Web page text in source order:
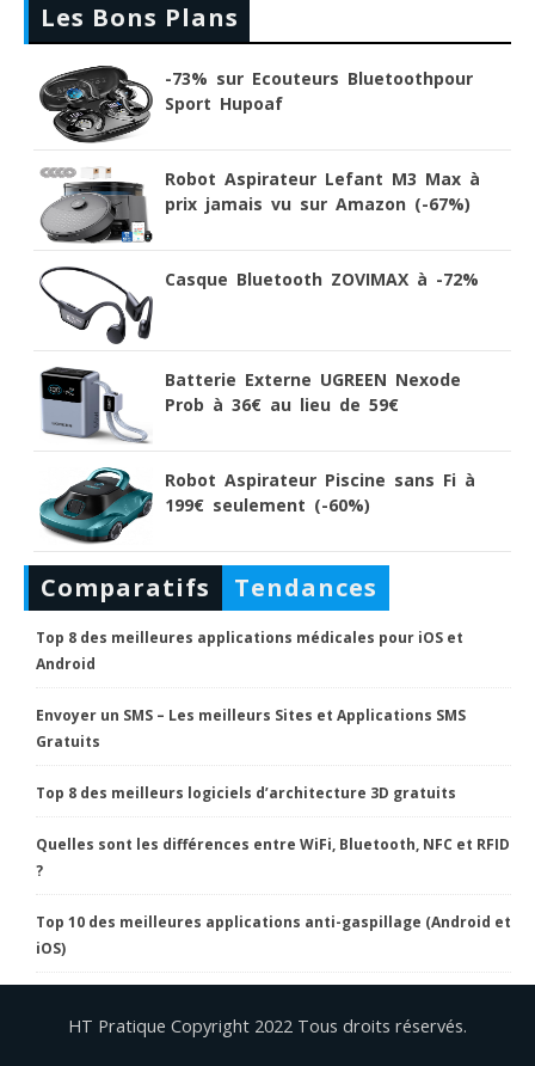
Les Bons Plans
-73% sur Ecouteurs Bluetoothpour
Sport Hupoaf
Robot Aspirateur Lefant M3 Max à
prix jamais vu sur Amazon (-67%)
Casque Bluetooth ZOVIMAX à -72%
Batterie Externe UGREEN Nexode
Prob à 36€ au lieu de 59€
Robot Aspirateur Piscine sans Fi à
199€ seulement (-60%)
Comparatifs Tendances
Top 8 des meilleures applications médicales pour iOS et
Android
Envoyer un SMS – Les meilleurs Sites et Applications SMS
Gratuits
Top 8 des meilleurs logiciels d’architecture 3D gratuits
Quelles sont les différences entre WiFi, Bluetooth, NFC et RFID
?
Top 10 des meilleures applications anti-gaspillage (Android et
iOS)
HT Pratique Copyright 2022 Tous droits réservés.